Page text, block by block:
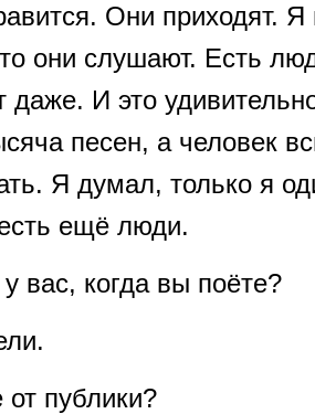
Они приходят.
они слушают. Есть
даже. И это
песен, а человек
Я думал, только я
ещё люди.
вас, когда вы поёте?
публики?